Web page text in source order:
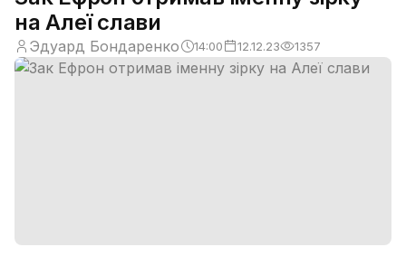
на Алеї слави
Эдуард Бондаренко 14:00 12.12.23 1357